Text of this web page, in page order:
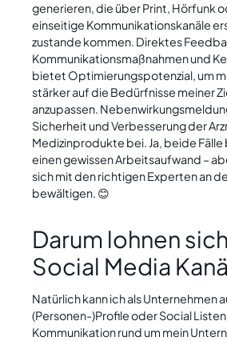
generieren, die über Print, Hörfunk
einseitige Kommunikationskanäle
zustande kommen. Direktes
Kommunikationsmaßnahmen und
bietet Optimierungspotenzial, um
stärker auf die Bedürfnisse meiner
anzupassen.
Sicherheit und Verbesserung der
Medizinprodukte bei. Ja, beide
einen gewissen Arbeitsaufwand –
sich mit den richtigen Experten an
bewältigen. 😊
Darum lohnen
Social Media
Natürlich kann ich als Unternehmen
(Personen-)Profile oder Social
Kommunikation rund um mein